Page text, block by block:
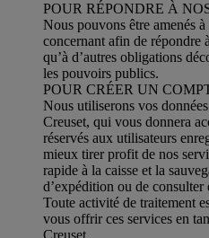
POUR RÉPONDRE À
Nous pouvons être amenés
concernant afin de répondre
qu’à d’autres obligations
les pouvoirs publics.
POUR CRÉER UN
Nous utiliserons vos
Creuset, qui vous donnera
réservés aux utilisateurs
mieux tirer profit de nos
rapide à la caisse et la
d’expédition ou de consulter
Toute activité de traitement
vous offrir ces services en